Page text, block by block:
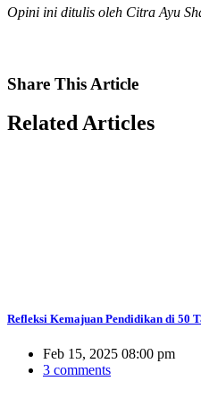
Opini ini ditulis oleh Citra Ayu
Share This Article
RelatedArticles
Refleksi Kemajuan Pendidikan di 50
Feb 15, 2025 08:00 pm
3 comments